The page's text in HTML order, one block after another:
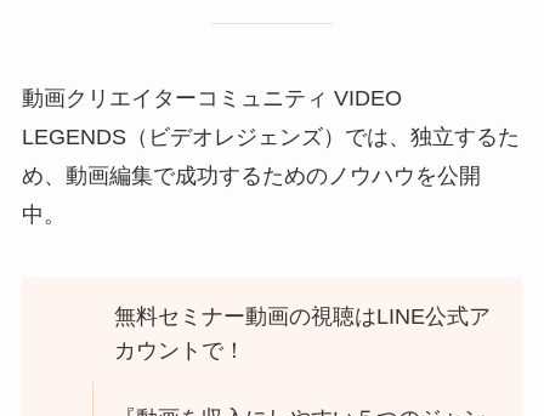
動画クリエイターコミュニティ VIDEO
LEGENDS（ビデオレジェンズ）では、独立するた
め、動画編集で成功するためのノウハウを公開
中。
無料セミナー動画の視聴はLINE公式ア
カウントで！